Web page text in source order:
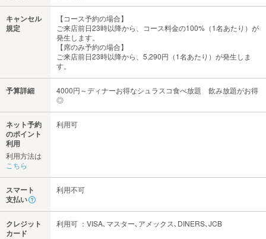
キャンセル
規定
【コース予約の場合】
ご来店前日23時以降から、コース料金の100%（1名あたり）が
発生します。
【席のみ予約の場合】
ご来店前日23時以降から、5,290円（1名あたり）が発生しま
す。
予算詳細
4000円～ディナーお得なシュラスコ食べ放題 飲み放題がお得
◎
ネット予約
のポイント
利用
利用方法は
こちら
利用可
スマート
支払い
利用不可
クレジット
カード
利用可 ：VISA､マスター､アメックス､DINERS､JCB